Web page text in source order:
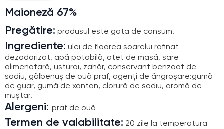
Maioneză 67%
Pregătire: produsul este gata de consum.
Ingrediente: ulei de floarea soarelui rafinat
dezodorizat, apă potabilă, oțet de masă, sare
alimenatară, usturoi, zahăr, conservant benzoat de
sodiu, gălbenuș de ouă praf, agenți de ăngroșare:gumă
de guar, gumă de xantan, clorură de sodiu, aromă de
muștar.
Alergeni: praf de ouă
Termen de valabilitate: 20 zile la temperatura